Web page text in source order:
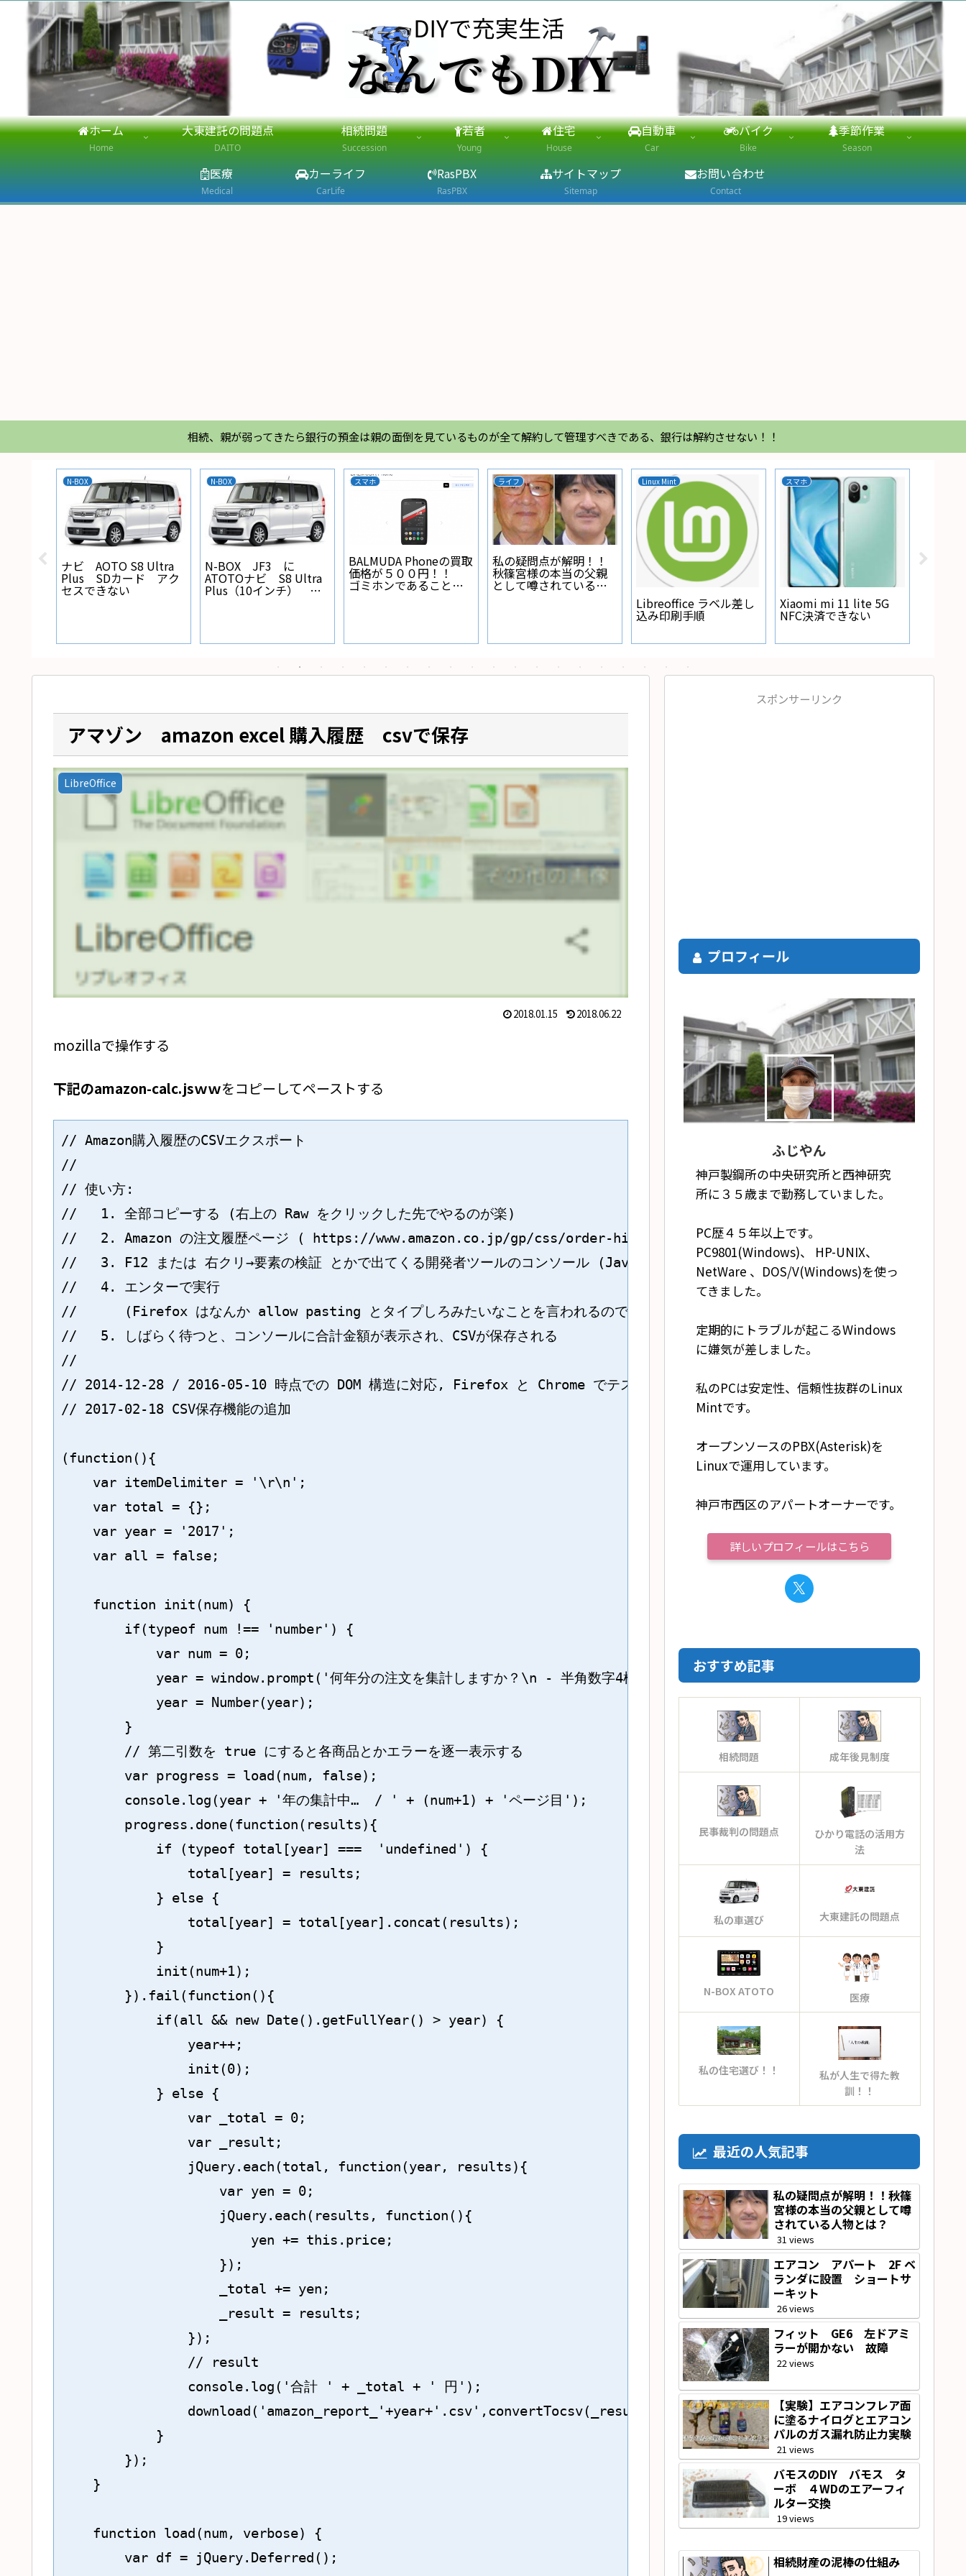
ホーム
Home
大東建託の問題点
DAITO
相続問題
Succession
若者
Young
住宅
House
自動車
Car
バイク
Bike
季節作業
Season
医療
Medical
カーライフ
CarLife
RasPBX
RasPBX
サイトマップ
Sitemap
お問い合わせ
Contact
相続、親が弱ってきたら銀行の預金は親の面倒を見ているものが全て解約して管理すべきである、銀行は解約させない！！
N-BOX
ナビ AOTO S8 Ultra
Plus SDカード アク
セスできない
N-BOX
N-BOX JF3 に
ATOTOナビ S8 Ultra
Plus（10インチ） を
取り付けた
スマホ
BALMUDA Phoneの買取
価格が５００円！！
ゴミホンであることが
ライフ
私の疑問点が解明！！
秋篠宮様の本当の父親
として噂されている人
Linux Mint
Libreoffice ラベル差し
込み印刷手順
スマホ
Xiaomi mi 11 lite 5G
NFC決済できない
アマゾン amazon excel 購入履歴 csvで保存
LibreOffice
2018.01.15 2018.06.22
mozillaで操作する
下記のamazon-calc.jsｗｗをコピーしてペーストする
// Amazon購入履歴のCSVエクスポート
//
// 使い方:
//   1. 全部コピーする (右上の Raw をクリックした先でやるのが楽)
//   2. Amazon の注文履歴ページ ( https://www.amazon.co.jp/gp/css/order-history/ ) を開く
//   3. F12 または 右クリ→要素の検証 とかで出てくる開発者ツールのコンソール (JavaScript REPL) にペースト
//   4. エンターで実行
//      (Firefox はなんか allow pasting とタイプしろみたいなことを言われるので従う)
//   5. しばらく待つと、コンソールに合計金額が表示され、CSVが保存される
//
// 2014-12-28 / 2016-05-10 時点での DOM 構造に対応, Firefox と Chrome でテスト済
// 2017-02-18 CSV保存機能の追加
(function(){
    var itemDelimiter = '\r\n';
    var total = {};
    var year = '2017';
    var all = false;
    function init(num) {
        if(typeof num !== 'number') {
            var num = 0;
            year = window.prompt('何年分の注文を集計しますか？\n - 半角数字4桁で入力してください', year);
            year = Number(year);
        }
        // 第二引数を true にすると各商品とかエラーを逐一表示する
        var progress = load(num, false);
        console.log(year + '年の集計中…  / ' + (num+1) + 'ページ目');
        progress.done(function(results){
            if (typeof total[year] ===  'undefined') {
                total[year] = results;
            } else {
                total[year] = total[year].concat(results);
            }
            init(num+1);
        }).fail(function(){
            if(all && new Date().getFullYear() > year) {
                year++;
                init(0);
            } else {
                var _total = 0;
                var _result;
                jQuery.each(total, function(year, results){
                    var yen = 0;
                    jQuery.each(results, function(){
                        yen += this.price;
                    });
                    _total += yen;
                    _result = results;
                });
                // result
                console.log('合計 ' + _total + ' 円');
                download('amazon_report_'+year+'.csv',convertTocsv(_result));
            }
        });
    }
    function load(num, verbose) {
        var df = jQuery.Deferred();
スポンサーリンク
プロフィール
ふじやん
神戸製鋼所の中央研究所と西神研究
所に３５歳まで勤務していました。
PC歴４５年以上です。
PC9801(Windows)、 HP-UNIX、
NetWare 、DOS/V(Windows)を使っ
てきました。
定期的にトラブルが起こるWindows
に嫌気が差しました。
私のPCは安定性、信頼性抜群のLinux
Mintです。
オープンソースのPBX(Asterisk)を
Linuxで運用しています。
神戸市西区のアパートオーナーです。
詳しいプロフィールはこちら
おすすめ記事
相続問題 成年後見制度
民事裁判の問題点
ひかり電話の活用方
法
私の車選び 大東建託の問題点
N-BOX ATOTO 医療
私の住宅選び！！
私が人生で得た教
訓！！
最近の人気記事
私の疑問点が解明！！秋篠
宮様の本当の父親として噂
されている人物とは？
31 views
エアコン アパート 2F ベ
ランダに設置 ショートサ
ーキット
26 views
フィット GE6 左ドアミ
ラーが開かない 故障
22 views
【実験】エアコンフレア面
に塗るナイログとエアコン
パルのガス漏れ防止力実験
21 views
バモスのDIY バモス タ
ーボ ４WDのエアーフィ
ルター交換
19 views
相続財産の泥棒の仕組み